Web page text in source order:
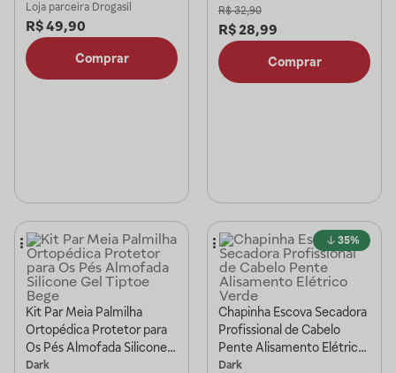
Loja parceira Drogasil
R$49,90
Comprar
R$ 32,90
R$ 28,99
Comprar
Kit Par Meia Palmilha
Ortopédica Protetor para
Os Pés Almofada Silicone
Gel Tiptoe Bege
Dark
35%
Chapinha Escova Secadora
Profissional de Cabelo
Pente Alisamento Elétrico
Verde
Dark